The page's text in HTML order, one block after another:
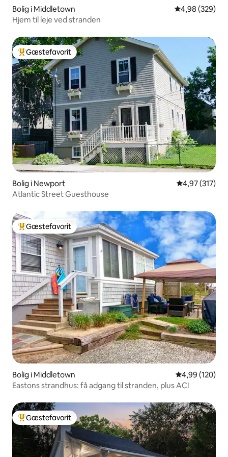
Bolig i Middletown 4,98 ud af 5 i
4,98 (329)
Hjem til leje ved stranden
Bedste gæstefavorit
Gæstefavorit
Bolig i Newport 4,97 ud af 5 i
4,97 (317)
Atlantic Street Guesthouse
Bedste gæstefavorit
Gæstefavorit
Bolig i Middletown 4,99 ud af 5 i
4,99 (120)
Eastons strandhus: få adgang til stranden, plus AC!
Bedste gæstefavorit
Gæstefavorit